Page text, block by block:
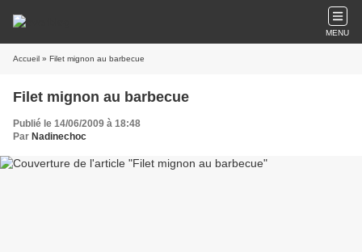
MENU
Accueil » Filet mignon au barbecue
Filet mignon au barbecue
Publié le 14/06/2009 à 18:48
Par Nadinechoc